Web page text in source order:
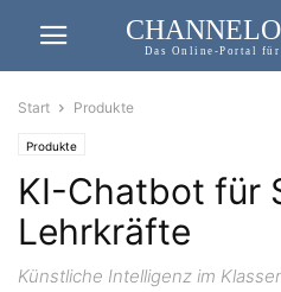
Das Online-Portal
Start Produkte
Produkte
KI-Chatbot für
Lehrkräfte
Künstliche Intelligenz im